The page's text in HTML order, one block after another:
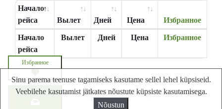
Начало
рейса
Вылет Дней Цена Избранное
Начало
рейса
Вылет Дней Цена Избранное
Запросите цену
Избранное
Карта сайта
Lastminute.ee - Лучший сайт путешествий в
Sinu parema teenuse tagamiseks kasutame sellel lehel küpsiseid.
Veebilehe kasutamist jätkates nõustute küpsiste kasutamisega.
Nõustun